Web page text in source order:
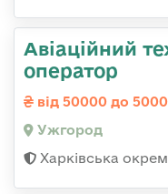
Авіаційний
оператор
від 50000 до
Ужгород
Харківська